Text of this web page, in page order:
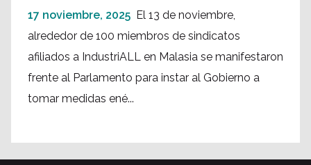
17 noviembre, 2025 El 13 de noviembre,
alrededor de 100 miembros de sindicatos
afiliados a IndustriALL en Malasia se manifestaron
frente al Parlamento para instar al Gobierno a
tomar medidas ené...